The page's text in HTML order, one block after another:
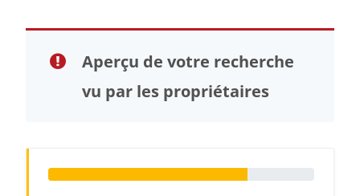
Aperçu de votre recherche
vu par les propriétaires